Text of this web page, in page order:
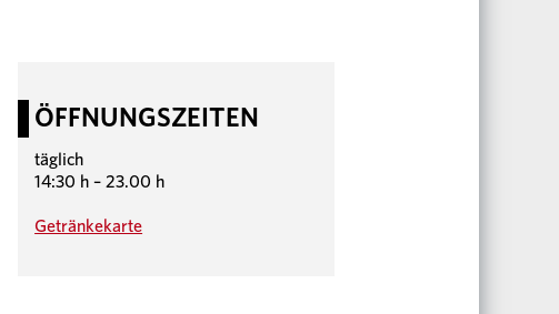
ÖFFNUNGSZEITEN
täglich
14:30 h – 23.00 h
Getränkekarte